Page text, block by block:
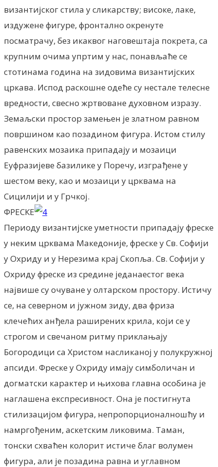
византијског стила у сликарству; високе, лаке,
издужене фигуре, фронтално окренуте
посматрачу, без икаквог наговештаја покрета, са
крупним очима упртим у нас, понављаће се
стотинама година на зидовима византијских
цркава. Испод раскошне одеће су нестале телесне
вредности, свесно жртвоване духовном изразу.
Земаљски простор замењен је златном равном
површином као позадином фигура. Истом стилу
равенских мозаика припадају и мозаици
Еуфразијеве базилике у Поречу, изграђене у
шестом веку, као и мозаици у црквама на
Сицилији и у Грчкој.
ФРЕСКЕ
Периоду византијске уметности припадају фреске
у неким црквама Македоније, фреске у Св. Софији
у Охриду и у Нерезима крај Скопља. Св. Софији у
Охриду фреске из средине једанаестог века
највише су очуване у олтарском простору. Истичу
се, на северном и јужном зиду, два фриза
клечећих анђела раширених крила, који се у
строгом и свечаном ритму приклањају
Богородици са Христом насликаној у полукружној
апсиди. Фреске у Охриду имају симболичан и
догматски карактер и њихова главна особина је
наглашена експресивност. Она је постигнута
стилизацијом фигура, непропорционалношћу и
намргођеним, аскетским ликовима. Таман,
тонски схваћен колорит истиче благ волумен
фигура, али је позадина равна и углавном